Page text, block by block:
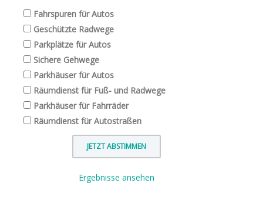
Fahrspuren für Autos
Geschützte Radwege
Parkplätze für Autos
Sichere Gehwege
Parkhäuser für Autos
Räumdienst für Fuß- und Radwege
Parkhäuser für Fahrräder
Räumdienst für Autostraßen
Ergebnisse ansehen